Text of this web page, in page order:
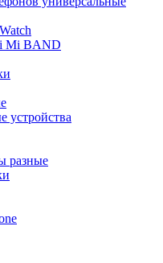
Mi BAND
устройства
разные